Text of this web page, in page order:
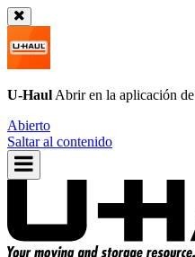
U-Haul Abrir en la aplicación de
Abierto
Saltar al contenido